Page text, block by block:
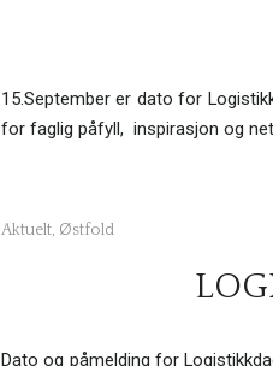
15.September er dato for
for faglig påfyll, inspirasjon og
Aktuelt, Østfold
Dato og påmelding for